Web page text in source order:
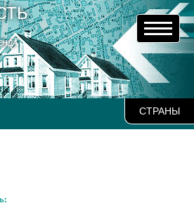
СТРАНЫ